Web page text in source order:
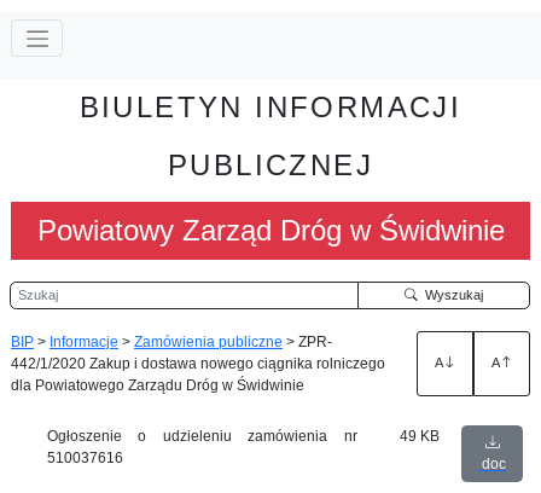
BIULETYN INFORMACJI
PUBLICZNEJ
Powiatowy Zarząd Dróg w Świdwinie
Szukaj Wyszukaj
BIP > Informacje > Zamówienia publiczne > ZPR-
442/1/2020 Zakup i dostawa nowego ciągnika rolniczego
dla Powiatowego Zarządu Dróg w Świdwinie
A A
Ogłoszenie o udzieleniu zamówienia nr
510037616
49 KB
doc